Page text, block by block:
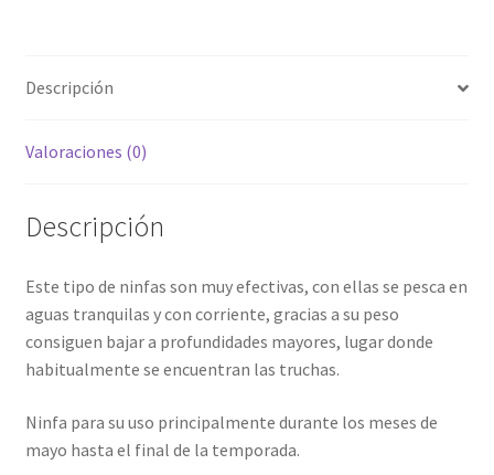
Descripción
Valoraciones (0)
Descripción
Este tipo de ninfas son muy efectivas, con ellas se pesca en
aguas tranquilas y con corriente, gracias a su peso
consiguen bajar a profundidades mayores, lugar donde
habitualmente se encuentran las truchas.
Ninfa para su uso principalmente durante los meses de
mayo hasta el final de la temporada.